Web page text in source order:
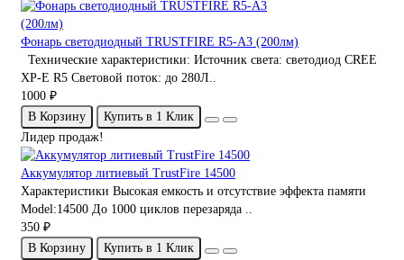
Фонарь светодиодный TRUSTFIRE R5-A3 (200лм)
Технические характеристики: Источник света: светодиод CREE
XP-E R5 Световой поток: до 280Л..
1000 ₽
В Корзину
Купить в 1 Клик
Лидер продаж!
Аккумулятор литиевый TrustFire 14500
Характеристики Высокая емкость и отсутствие эффекта памяти
Model:14500 До 1000 циклов перезаряда ..
350 ₽
В Корзину
Купить в 1 Клик